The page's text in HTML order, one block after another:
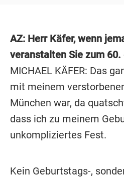
AZ: Herr Käfer, wenn
veranstalten Sie zum
MICHAEL KÄFER: Das
mit meinem
München war, da
dass ich zu meinem
unkompliziertes Fest.
Kein Geburtstags-,